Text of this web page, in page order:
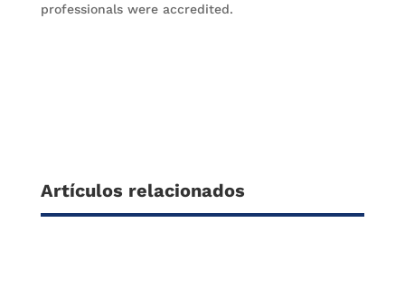
professionals were accredited.
Artículos relacionados